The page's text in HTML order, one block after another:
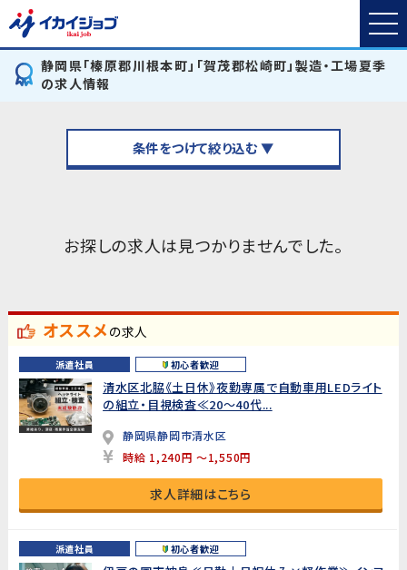
静岡県「榛原郡川根本町」「賀茂郡松崎町」製造・工場夏季
の求人情報
条件をつけて絞り込む ▼
お探しの求人は見つかりませんでした。
オススメの求人
派遣社員 初心者歓迎
清水区北脇《土日休》夜勤専属で自動車用LEDライト
の組立・目視検査≪20～40代...
静岡県静岡市清水区
時給 1,240円 ～1,550円
求人詳細はこちら
派遣社員 初心者歓迎